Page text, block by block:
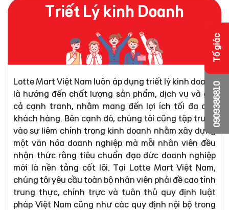
Triết Lý kinh Doanh
Lotte Mart Việt Nam luôn áp dụng triết lý kinh doanh
là hướng đến chất lượng sản phẩm, dịch vụ và giá
cả cạnh tranh, nhằm mang đến lợi ích tối đa cho
khách hàng. Bên cạnh đó, chúng tôi cũng tập trung
vào sự liêm chính trong kinh doanh nhằm xây dựng
một văn hóa doanh nghiệp mà mỗi nhân viên đều
nhận thức rằng tiêu chuẩn đạo đức doanh nghiệp
mới là nền tảng cốt lõi. Tại Lotte Mart Việt Nam,
chúng tôi yêu cầu toàn bộ nhân viên phải đề cao tính
trung thực, chính trực và tuân thủ quy định luật
pháp Việt Nam cũng như các quy định nội bộ trong
0909386810
Tố giác